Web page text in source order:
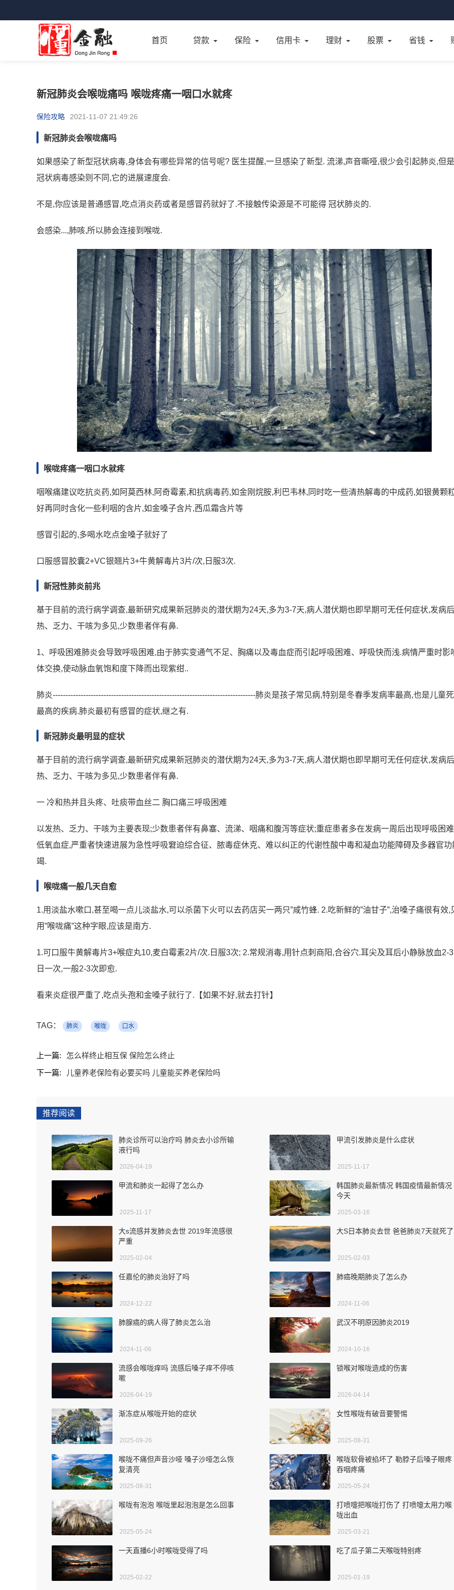
首页 贷款 保险 信用卡 理财 股票 省钱
新冠肺炎会喉咙痛吗 喉咙疼痛一咽口水就疼
保险攻略 2021-11-07 21:49:26
新冠肺炎会喉咙痛吗
如果感染了新型冠状病毒,身体会有哪些异常的信号呢? 医生提醒,一旦感染了新型. 流涕,声音嘶哑,很少会引起肺炎,但
冠状病毒感染则不同,它的进展速度会.
不是,你应该是普通感冒,吃点消炎药或者是感冒药就好了.不接触传染源是不可能得 冠状肺炎的.
会感染...,肺咳,所以肺会连接到喉咙.
喉咙疼痛一咽口水就疼
咽喉痛建议吃抗炎药,如阿莫西林,阿奇霉素,和抗病毒药,如金刚烷胺,利巴韦林,同时吃一些清热解毒的中成药,如银黄颗
好再同时含化一些利咽的含片,如金嗓子含片,西瓜霜含片等
感冒引起的,多喝水吃点金嗓子就好了
口服感冒胶囊2+VC银翘片3+牛黄解毒片3片/次,日服3次.
新冠性肺炎前兆
基于目前的流行病学调查,最新研究成果新冠肺炎的潜伏期为24天,多为3-7天,病人潜伏期也即早期可无任何症状,发病
热、乏力、干咳为多见,少数患者伴有鼻.
1、呼吸困难肺炎会导致呼吸困难,由于肺实变通气不足、胸痛以及毒血症而引起呼吸困难、呼吸快而浅.病情严重时影
体交换,使动脉血氧饱和度下降而出现紫绀..
肺炎--------------------------------------------------------------------------------肺炎是孩子常见病,特别是冬春季发病率最高,也是儿童
最高的疾病.肺炎最初有感冒的症状,继之有.
新冠肺炎最明显的症状
基于目前的流行病学调查,最新研究成果新冠肺炎的潜伏期为24天,多为3-7天,病人潜伏期也即早期可无任何症状,发病
热、乏力、干咳为多见,少数患者伴有鼻.
一 冷和热并且头疼、吐痰带血丝二 胸口痛三呼吸困难
以发热、乏力、干咳为主要表现;少数患者伴有鼻塞、流涕、咽痛和腹泻等症状;重症患者多在发病一周后出现呼吸困
低氧血症,严重者快速进展为急性呼吸窘迫综合征、脓毒症休克、难以纠正的代谢性酸中毒和凝血功能障碍及多器官功
竭.
喉咙痛一般几天自愈
1.用淡盐水嗽口,甚至喝一点儿淡盐水,可以杀菌下火可以去药店买一两只”咸竹蜂. 2.吃新鲜的”油甘子”,治嗓子痛很有效,
用”喉咙痛”这种字眼,应该是南方.
1.可口服牛黄解毒片3+喉症丸10,麦白霉素2片/次.日服3次; 2.常规消毒,用针点刺商阳,合谷穴.耳尖及耳后小静脉放血2-
日一次,一般2-3次即愈.
看来炎症很严重了,吃点头孢和金嗓子就行了.【如果不好,就去打针】
TAG： 肺炎 喉咙 口水
上一篇:
怎么样终止相互保 保险怎么终止
下一篇:
儿童养老保险有必要买吗 儿童能买养老保险吗
推荐阅读
肺炎诊所可以治疗吗 肺炎去小诊所输
液行吗
2026-04-19
甲流引发肺炎是什么症状
2025-11-17
甲流和肺炎一起得了怎么办
2025-11-17
韩国肺炎最新情况 韩国疫情最新情况
今天
2025-03-16
大s流感并发肺炎去世 2019年流感很
严重
2025-02-04
大S日本肺炎去世 爸爸肺炎7天就死了
2025-02-03
任嘉伦的肺炎治好了吗
2024-12-22
肺癌晚期肺炎了怎么办
2024-11-06
肺腺癌的病人得了肺炎怎么治
2024-11-06
武汉不明原因肺炎2019
2024-10-16
流感会喉咙痒吗 流感后嗓子痒不停咳
嗽
2026-04-19
锁喉对喉咙造成的伤害
2026-04-14
渐冻症从喉咙开始的症状
2025-09-26
女性喉咙有破音要警惕
2025-08-31
喉咙不痛但声音沙哑 嗓子沙哑怎么恢
复清亮
2025-08-31
喉咙软骨被掐坏了 勒脖子后嗓子眼疼
吞咽疼痛
2025-05-24
喉咙有泡泡 喉咙里起泡泡是怎么回事
2025-05-24
打喷嚏把喉咙打伤了 打喷嚏太用力喉
咙出血
2025-03-21
一天直播6小时喉咙受得了吗
2025-02-22
吃了瓜子第二天喉咙特别疼
2025-01-19